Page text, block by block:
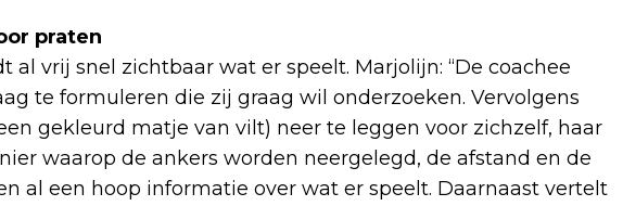
praten
al vrij snel zichtbaar wat er speelt. Marjolijn: “De coachee
te formuleren die zij graag wil onderzoeken. Vervolgens
gekleurd matje van vilt) neer te leggen voor zichzelf, haar
waarop de ankers worden neergelegd, de afstand en de
al een hoop informatie over wat er speelt. Daarnaast vertelt